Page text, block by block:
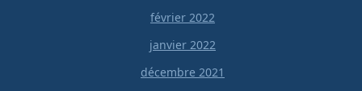
février 2022
janvier 2022
décembre 2021